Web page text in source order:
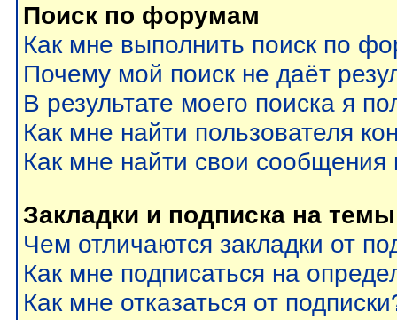
Поиск по форумам
Как мне выполнить поиск по
Почему мой поиск не даёт
В результате моего поиска я
Как мне найти пользователя
Как мне найти свои
Закладки и подписка на темы
Чем отличаются закладки от
Как мне подписаться на
Как мне отказаться от